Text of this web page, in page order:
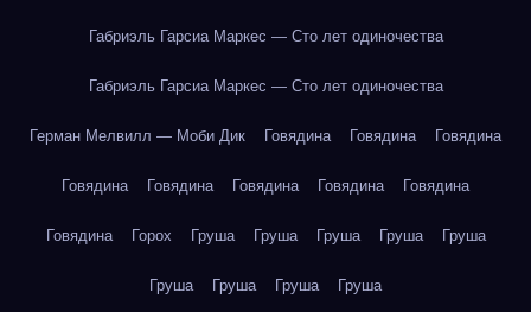
Габриэль Гарсиа Маркес — Сто лет одиночества
Габриэль Гарсиа Маркес — Сто лет одиночества
Герман Мелвилл — Моби Дик Говядина Говядина Говядина
Говядина Говядина Говядина Говядина Говядина
Говядина Горох Груша Груша Груша Груша Груша
Груша Груша Груша Груша